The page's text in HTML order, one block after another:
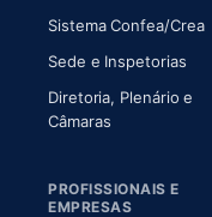
Sistema Confea/Crea
Sede e Inspetorias
Diretoria, Plenário e
Câmaras(abre em nova
PROFISSIONAIS E
EMPRESAS